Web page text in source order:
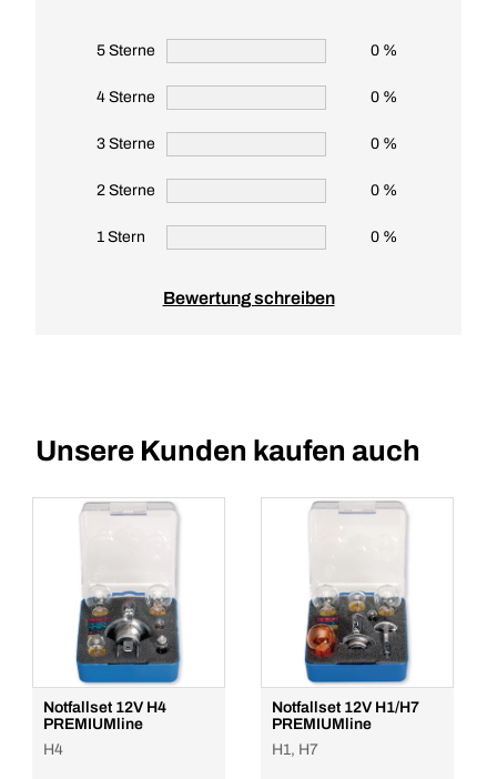
5 Sterne 0 %
4 Sterne 0 %
3 Sterne 0 %
2 Sterne 0 %
1 Stern 0 %
Bewertung schreiben
Unsere Kunden kaufen auch
Notfallset 12V H4
PREMIUMline
H4
Notfallset 12V H1/H7
PREMIUMline
H1, H7